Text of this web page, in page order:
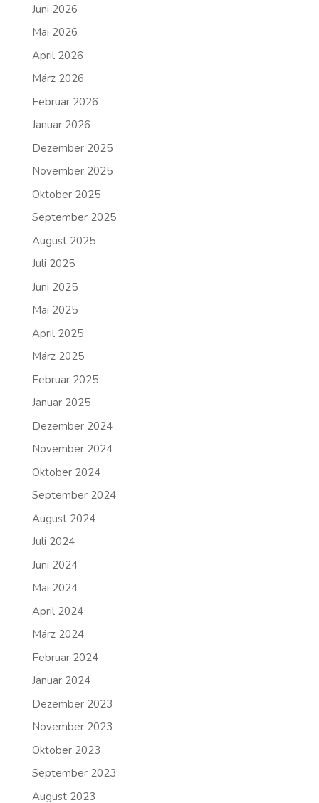
Juni 2026
Mai 2026
April 2026
März 2026
Februar 2026
Januar 2026
Dezember 2025
November 2025
Oktober 2025
September 2025
August 2025
Juli 2025
Juni 2025
Mai 2025
April 2025
März 2025
Februar 2025
Januar 2025
Dezember 2024
November 2024
Oktober 2024
September 2024
August 2024
Juli 2024
Juni 2024
Mai 2024
April 2024
März 2024
Februar 2024
Januar 2024
Dezember 2023
November 2023
Oktober 2023
September 2023
August 2023